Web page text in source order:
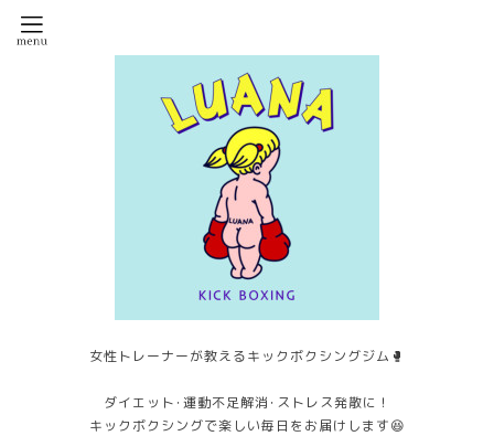
女性トレーナーが教えるキックボクシングジム🥊
ダイエット･運動不足解消･ストレス発散に！
キックボクシングで楽しい毎日をお届けします😆